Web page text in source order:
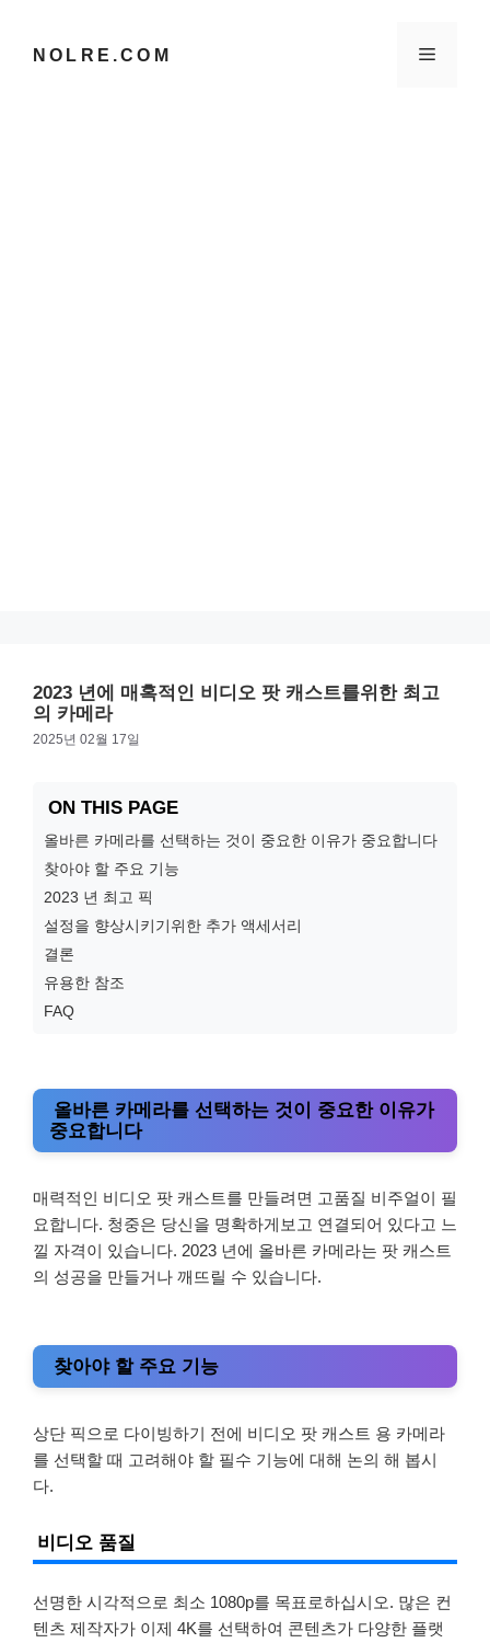
NOLRE.COM 메
2023 년에 매혹적인 비디오 팟 캐스트를위한 최고
의 카메라
2025년 02월 17일
ON THIS PAGE
올바른 카메라를 선택하는 것이 중요한 이유가 중요합니다
찾아야 할 주요 기능
2023 년 최고 픽
설정을 향상시키기위한 추가 액세서리
결론
유용한 참조
FAQ
올바른 카메라를 선택하는 것이 중요한 이유가
중요합니다
매력적인 비디오 팟 캐스트를 만들려면 고품질 비주얼이 필
요합니다. 청중은 당신을 명확하게보고 연결되어 있다고 느
낄 자격이 있습니다. 2023 년에 올바른 카메라는 팟 캐스트
의 성공을 만들거나 깨뜨릴 수 있습니다.
찾아야 할 주요 기능
상단 픽으로 다이빙하기 전에 비디오 팟 캐스트 용 카메라
를 선택할 때 고려해야 할 필수 기능에 대해 논의 해 봅시
다.
비디오 품질
선명한 시각적으로 최소 1080p를 목표로하십시오. 많은 컨
텐츠 제작자가 이제 4K를 선택하여 콘텐츠가 다양한 플랫